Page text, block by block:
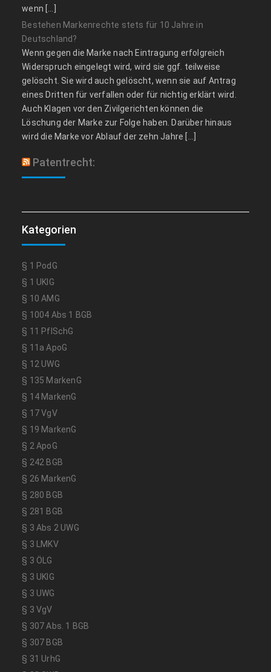
wenn […]
Bestehen Markenrechte stets für 10 Jahre in
Deutschland?
Wenn gegen die Marke nach Eintragung erfolgreich
Widerspruch eingelegt wird, wird sie ggf. teilweise
gelöscht. Sie wird auch gelöscht, wenn sie auf Antrag
eines Dritten für verfallen oder für nichtig erklärt wird.
Auch Klagen vor den Zivilgerichten können die
Löschung der Marke zur Folge haben. Darüber hinaus
wird die Marke vor Ablauf der zehn Jahre […]
Patentrecht:
Kategorien
§ 1 PodG
§ 1 UKlG
§ 10 AMG
§ 1004 Abs 1 BGB
§ 11 PflSchG
§ 11a ApoG
§ 12 UWG
§ 135 MarkenG
§ 14 MarkenG
§ 17 VgV
§ 19 MarkenG
§ 2 ApoG
§ 242 BGB
§ 26 MarkenG
§ 280 BGB
§ 281 BGB
§ 3 Abs 2 UWG
§ 3 LMKV
§ 3 ÖLG
§ 3 UKlG
§ 3 UWG
§ 3 VgV
§ 307 Abs. 1 BGB
§ 307 BGB
§ 31 UrhG